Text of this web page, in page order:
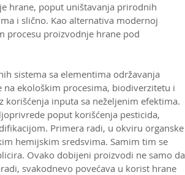
hrane, poput uništavanja prirodnih
i slično. Kao alternativa modernoj
procesu proizvodnje hrane pod
sistema sa elementima održavanja
na ekološkim procesima, biodiverzitetu i
inputa sa neželjenim efektima.
poput korišćenja pesticida,
Primera radi, u okviru organske
hemijskim sredsvima. Samim tim se
Ovako dobijeni proizvodi ne samo da
svakodnevo povećava u korist hrane